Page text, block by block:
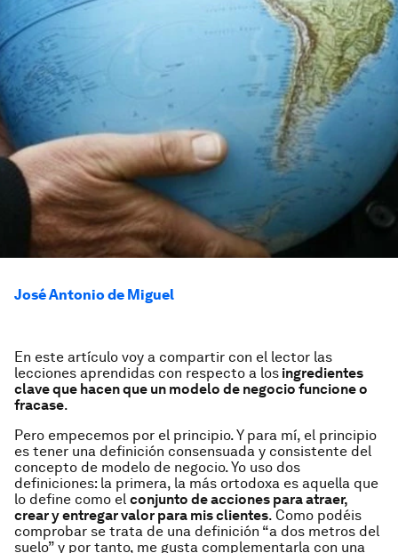
José Antonio de Miguel
En este artículo voy a compartir con el lector las
lecciones aprendidas con respecto a los ingredientes
clave que hacen que un modelo de negocio funcione o
fracase.
Pero empecemos por el principio. Y para mí, el principio
es tener una definición consensuada y consistente del
concepto de modelo de negocio. Yo uso dos
definiciones: la primera, la más ortodoxa es aquella que
lo define como el conjunto de acciones para atraer,
crear y entregar valor para mis clientes. Como podéis
comprobar se trata de una definición “a dos metros del
suelo” y por tanto, me gusta complementarla con una